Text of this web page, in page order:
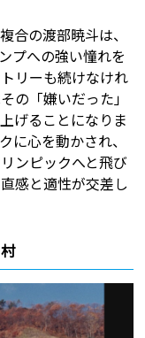
合の渡部暁斗は、
プへの強い憧れを
リーも続けなけれ
の「嫌いだった」
げることになりま
に心を動かされ、
ンピックへと飛び
感と適性が交差し